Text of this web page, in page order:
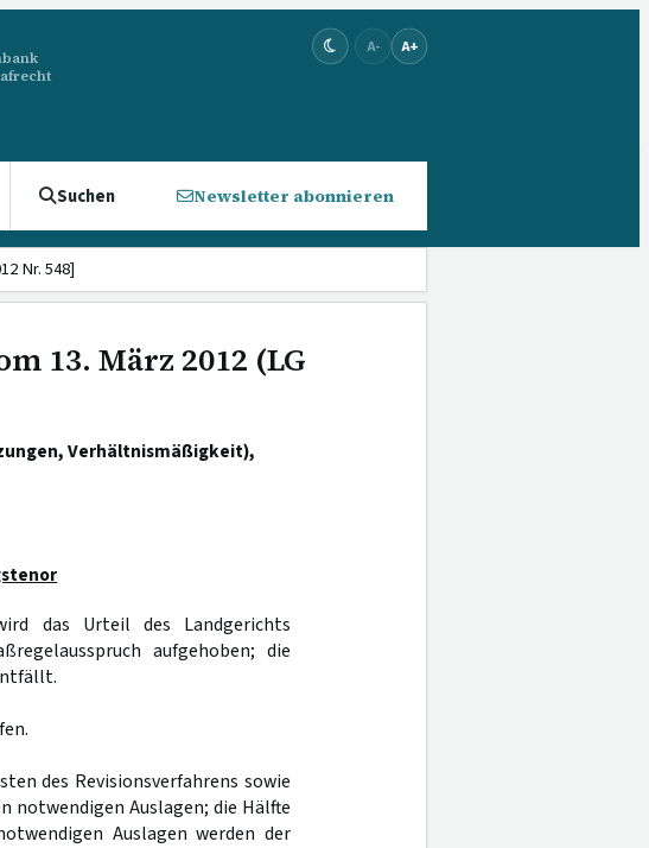
A- A+
Suchen Newsletter abonnieren
Nr. 548]
13. März 2012 (LG
Verhältnismäßigkeit),
das Urteil des Landgerichts
aufgehoben; die
des Revisionsverfahrens sowie
notwendigen Auslagen; die Hälfte
Auslagen werden der